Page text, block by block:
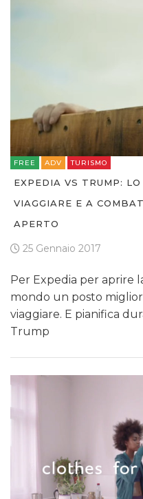
FREE ADV TURISMO
EXPEDIA VS TRUMP:
VIAGGIARE E A
APERTO
25 Gennaio 2017
Per Expedia per aprire
mondo un posto
viaggiare. E pianifica
Trump